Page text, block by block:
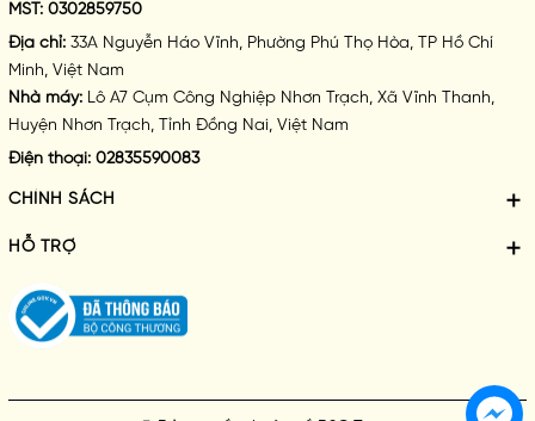
MST: 0302859750
Địa chỉ: 33A Nguyễn Háo Vĩnh, Phường Phú Thọ Hòa, TP Hồ Chí
Minh, Việt Nam
Nhà máy: Lô A7 Cụm Công Nghiệp Nhơn Trạch, Xã Vĩnh Thanh,
Huyện Nhơn Trạch, Tỉnh Đồng Nai, Việt Nam
Điện thoại: 02835590083
CHÍNH SÁCH
HỖ TRỢ